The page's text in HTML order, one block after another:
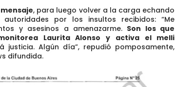
, para luego volver a la carga echando
por los insultos recibidos: “Me
y asesinos a amenazarme. Son los que
Laurita Alonso y activa el melli
justicia. Algún día”, repudió pomposamente,
difundida.